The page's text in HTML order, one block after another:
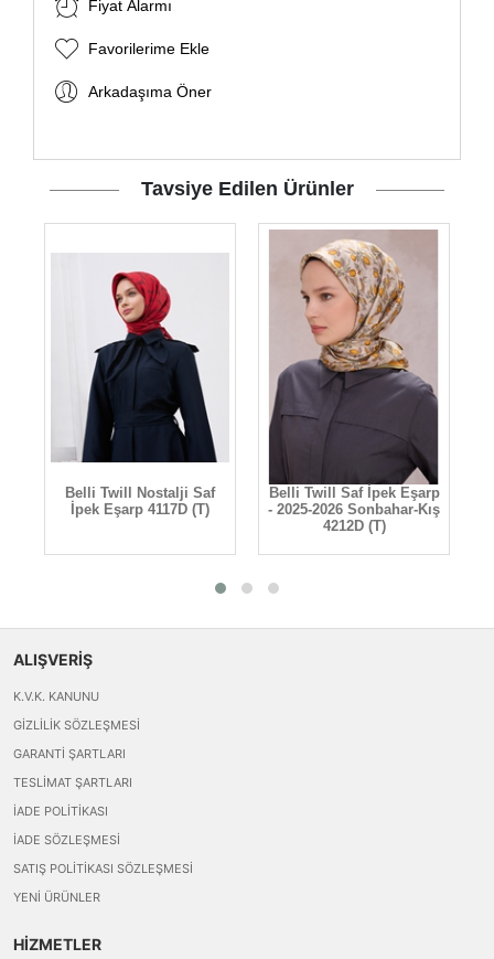
Fiyat Alarmı
Favorilerime Ekle
Arkadaşıma Öner
Tavsiye Edilen Ürünler
Belli Twill Nostalji Saf
İpek Eşarp 4117D (T)
Belli Twill Saf İpek Eşarp
- 2025-2026 Sonbahar-Kış
4212D (T)
ALIŞVERİŞ
K.V.K. KANUNU
GIZLILIK SÖZLEŞMESI
GARANTI ŞARTLARI
TESLIMAT ŞARTLARI
İADE POLITIKASI
İADE SÖZLEŞMESI
SATIŞ POLITIKASI SÖZLEŞMESI
YENI ÜRÜNLER
HİZMETLER